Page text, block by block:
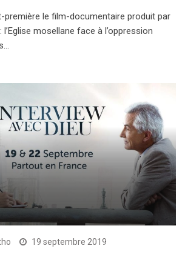
première le film-documentaire produit par
mosellane face à l’oppression
19 septembre 2019